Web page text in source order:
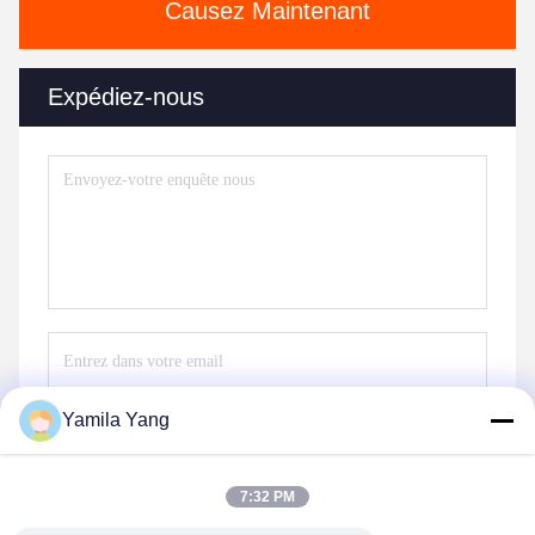
Causez Maintenant
Expédiez-nous
Envoyez
Yamila Yang
7:32 PM